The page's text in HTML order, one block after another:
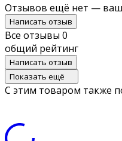
Отзывов ещё нет —
Написать отзыв
Все отзывы 0
общий рейтинг
Написать отзыв
Показать ещё
С этим товаром также